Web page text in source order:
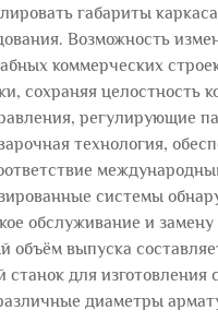
габариты
Возможность
коммерческих
сохраняя целостность
регулирующие
технология,
системы
обслуживание и
выпуска
для
диаметры